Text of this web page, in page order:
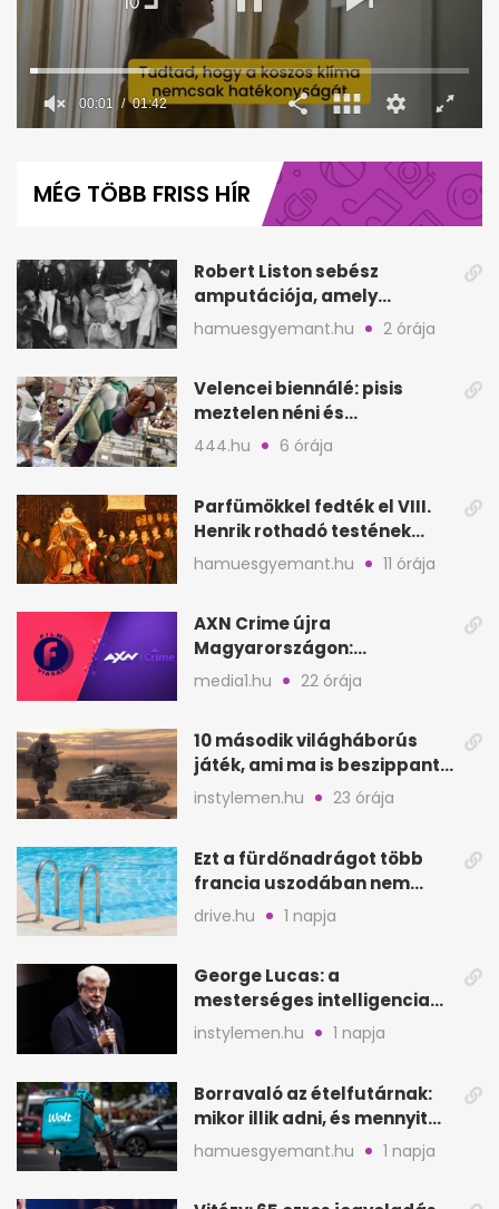
minute,
00:02 01:42
MÉG TÖBB FRISS HÍR
Robert Liston sebész
amputációja, amely
állítólag három életet
követelt
hamuesgyemant.hu 2 órája
Velencei biennálé: pisis
meztelen néni és
kölcsönbabák, sirályok közt
444.hu 6 órája
Parfümökkel fedték el VIII.
Henrik rothadó testének
szagát
hamuesgyemant.hu 11 órája
AXN Crime újra
Magyarországon:
szeptembertől a Viasat Film
media1.hu 22 órája
10 második világháborús
játék, ami ma is beszippant
a képernyő elé
instylemen.hu 23 órája
Ezt a fürdőnadrágot több
francia uszodában nem
fogadják el
drive.hu 1 napja
George Lucas: a
mesterséges intelligencia
lehet Hollywood következő
lépése
instylemen.hu 1 napja
Borravaló az ételfutárnak:
mikor illik adni, és mennyit
rendeléskor?
hamuesgyemant.hu 1 napja